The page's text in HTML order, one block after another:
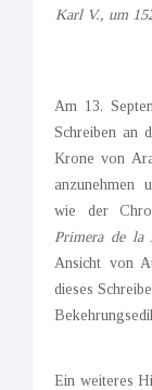
Karl V., um
Am 13.
Schreiben an
Krone von
anzunehmen
wie der
Primera de la
Ansicht von
dieses
Ein weiteres